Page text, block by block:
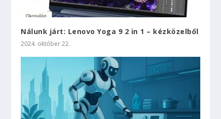
Nálunk járt: Lenovo Yoga 9 2 in 1 – kézközelből
2024. október 22.